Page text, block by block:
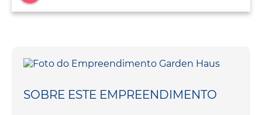
SOBRE ESTE EMPREENDIMENTO